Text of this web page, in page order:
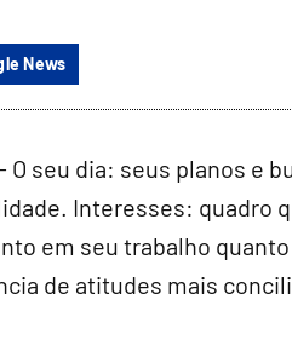
News
O seu dia: seus planos e
Interesses: quadro
em seu trabalho
de atitudes mais